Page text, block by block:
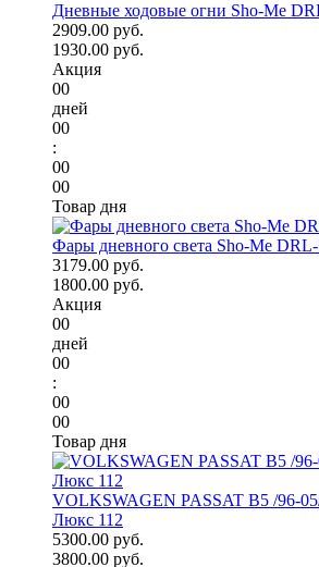
Дневные ходовые огни Sho-Me
2909.00 руб.
1930.00 руб.
Акция
00
дней
00
:
00
00
Товар дня
Фары дневного света Sho-Me
3179.00 руб.
1800.00 руб.
Акция
00
дней
00
:
00
00
Товар дня
VOLKSWAGEN PASSAT B5 /96-
Люкс 112
5300.00 руб.
3800.00 руб.